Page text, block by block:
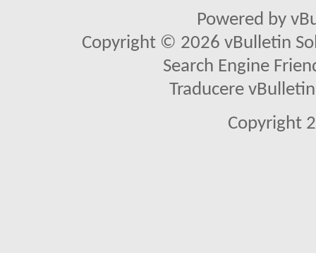
Powered by
Copyright © 2026 vBulletin
Search Engine
Traducere
Copyright